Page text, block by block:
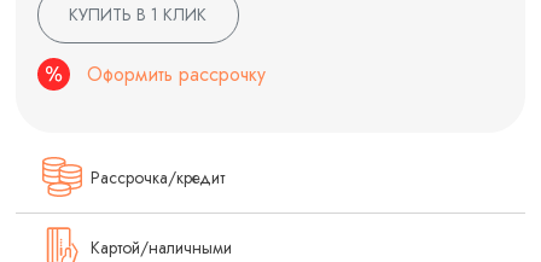
КУПИТЬ В 1 КЛИК
Оформить рассрочку
Рассрочка/кредит
Картой/наличными